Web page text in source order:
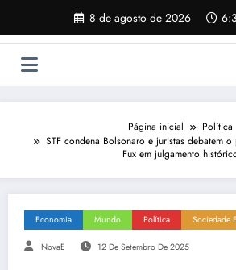
o
8 de agosto de 2026
Página inicial
Política
STF condena Bolsonaro e juristas debatem
Fux em julgamento
Economia Mundo Política Sociedade
NovaE 12 De Setembro De 2025